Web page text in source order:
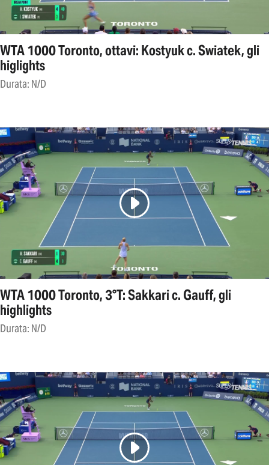
WTA 1000 Toronto, ottavi: Kostyuk c. Swiatek, gli
higlights
Durata: N/D
WTA 1000 Toronto, 3°T: Sakkari c. Gauff, gli
highlights
Durata: N/D